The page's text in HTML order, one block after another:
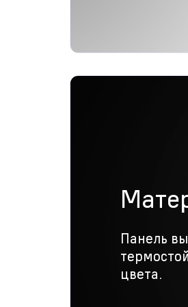
Панель
цвета.